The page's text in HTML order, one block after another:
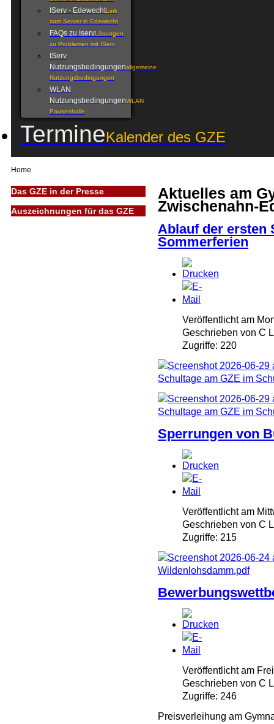
IServ - EdewechtLink
zum Server in Edewecht
FAQs zu IservLösungen
zu Problemen mit IServ
IServ
Nutzungsbedingungenallgemeine
Nutzungsbedingungen
WLAN
NutzungsbedingungenWLAN
Pausenhalle
TermineKalender des GZE
Home
Aktuelles am
Zwischenahn-
Ablauf der ersten
Sommerferien
Veröffentlicht am
Geschrieben von C
Zugriffe: 220
Sperrungen von
Veröffentlicht am
Geschrieben von C
Zugriffe: 215
Veröffentlicht am
Geschrieben von C
Zugriffe: 246
Preisverleihung am
Das GZE in der Presse
Auszeichnungen für das GZE